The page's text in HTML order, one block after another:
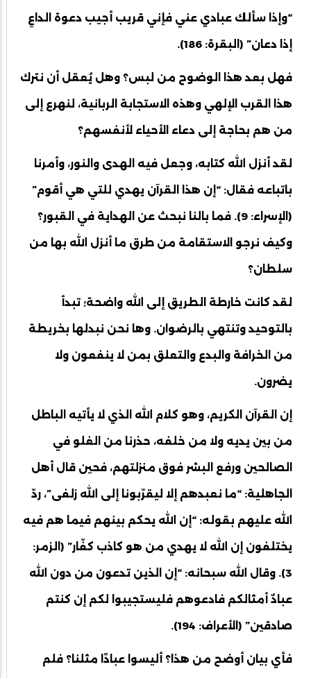
“وإذا سألك عبادي عني فإني قريب أجيب دعوة الداعِ
إذا دعان” (البقرة: 186).
فهل بعد هذا الوضوح من لبس؟ وهل يُعقل أن نترك
هذا القرب الإلهي وهذه الاستجابة الربانية، لنهرع إلى
من هم بحاجة إلى دعاء الأحياء لأنفسهم؟
لقد أنزل الله كتابه، وجعل فيه الهدى والنور، وأمرنا
باتباعه فقال: “إن هذا القرآن يهدي للتي هي أقوم”
(الإسراء: 9). فما بالنا نبحث عن الهداية في القبور؟
وكيف نرجو الاستقامة من طرق ما أنزل الله بها من
سلطان؟
لقد كانت خارطة الطريق إلى الله واضحة؛ تبدأ
بالتوحيد وتنتهي بالرضوان. وها نحن نبدلها بخريطة
من الخرافة والبدع والتعلق بمن لا ينفعون ولا
يضرون.
إن القرآن الكريم، وهو كلام الله الذي لا يأتيه الباطل
من بين يديه ولا من خلفه، حذرنا من الغلو في
الصالحين ورفع البشر فوق منزلتهم، فحين قال أهل
الجاهلية: “ما نعبدهم إلا ليقرّبونا إلى الله زلفى”، ردّ
الله عليهم بقوله: “إن الله يحكم بينهم فيما هم فيه
يختلفون إن الله لا يهدي من هو كاذب كفّار” (الزمر:
3). وقال الله سبحانه: “إن الذين تدعون من دون الله
عبادٌ أمثالكم فادعوهم فليستجيبوا لكم إن كنتم
صادقين” (الأعراف: 194).
فأي بيان أوضح من هذا؟ أليسوا عبادًا مثلنا؟ فلم